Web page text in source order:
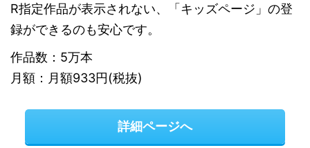
R指定作品が表示されない、「キッズページ」の登
録ができるのも安心です。
作品数：5万本
月額：月額933円(税抜)
詳細ページへ